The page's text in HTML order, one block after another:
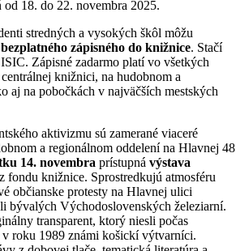
18. do 22. novembra 2025.
stredných a vysokých škôl môžu
bezplatného zápisného do knižnice. Stačí
Zápisné zadarmo platí vo všetkých
knižnici, na hudobnom a
aj na pobočkách v najväčších mestských
aktivizmu sú zamerané viaceré
a regionálnom oddelení na Hlavnej 48
14. novembra prístupnávýstava
z fondu knižnice. Sprostredkujú atmosféru
občianske protesty na Hlavnej ulici
bývalých Východoslovenských železiarní.
transparent, ktorý niesli počas
roku 1989 známi košickí výtvarníci.